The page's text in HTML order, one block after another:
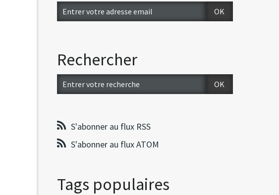
Rechercher
S'abonner au flux RSS
S'abonner au flux ATOM
Tags populaires